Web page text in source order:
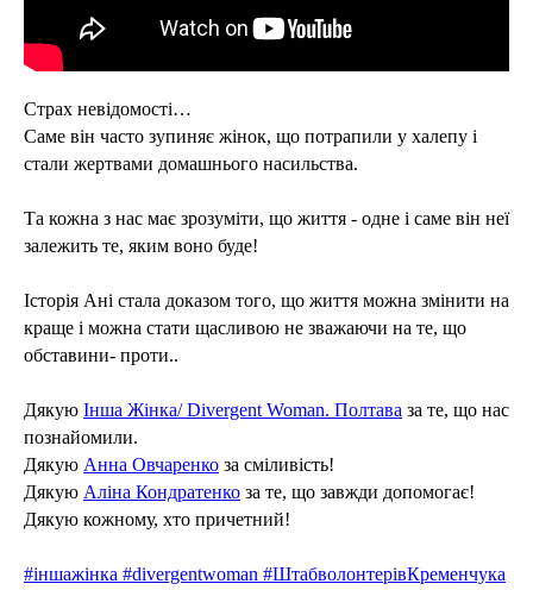
Страх невідомості…
Саме він часто зупиняє жінок, що потрапили у халепу і
стали жертвами домашнього насильства.
Та кожна з нас має зрозуміти, що життя - одне і саме він неї
залежить те, яким воно буде!
Історія Ані стала доказом того, що життя можна змінити на
краще і можна стати щасливою не зважаючи на те, що
обставини- проти..
Дякую Інша Жінка/ Divergent Woman. Полтава за те, що нас
познайомили.
Дякую Анна Овчаренко за сміливість!
Дякую Аліна Кондратенко за те, що завжди допомогає!
Дякую кожному, хто причетний!
#іншажінка #divergentwoman #ШтабволонтерівКременчука